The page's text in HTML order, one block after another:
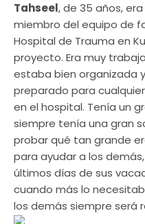
Tahseel, de 35 años,
miembro del equipo de
Hospital de Trauma en
proyecto. Era muy
estaba bien organizada
preparado para
en el hospital. Tenía un
siempre tenía una gran
probar qué tan grande
para ayudar a los
últimos días de sus
cuando más lo
los demás siempre será